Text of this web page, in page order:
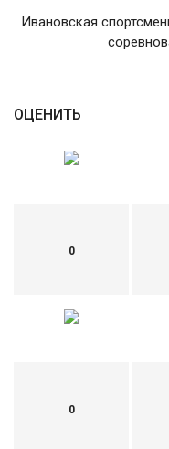
Ивановская
ОЦЕНИТЬ
0
0